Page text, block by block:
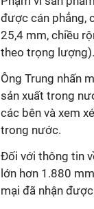
được cán phẳng,
25,4 mm, chiều
theo trọng lượng).
Ông Trung nhấn
sản xuất trong
các bên và xem
trong nước.
Đối với thông tin
lớn hơn 1.880
mại đã nhận